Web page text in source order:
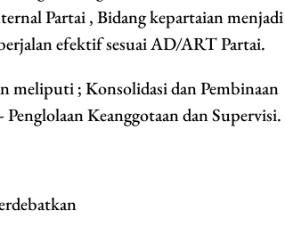
Partai , Bidang kepartaian menjadi
efektif sesuai AD/ART Partai.
meliputi ; Konsolidasi dan Pembinaan
Keanggotaan dan Supervisi.